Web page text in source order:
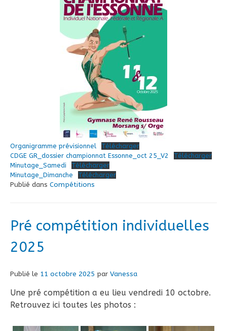
Organigramme prévisionnel
Télécharger
CDGE GR_dossier championnat Essonne_oct 25_V2
Télécharger
Minutage_Samedi
Télécharger
Minutage_Dimanche
Télécharger
Publié dans Compétitions
Pré compétition individuelles
2025
Publié le 11 octobre 2025 par Vanessa
Une pré compétition a eu lieu vendredi 10 octobre.
Retrouvez ici toutes les photos :